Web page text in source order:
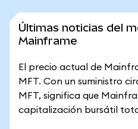
Últimas noticias del
Mainframe
El precio actual de
MFT. Con un suministro
MFT, significa que
capitalización bursátil